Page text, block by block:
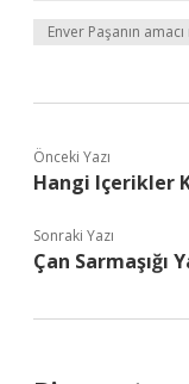
Enver Paşanın
Önceki Yazı
Hangi Içerikler
Sonraki Yazı
Çan Sarmaşığı